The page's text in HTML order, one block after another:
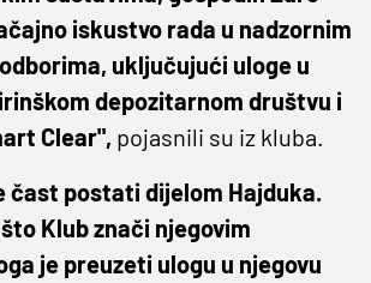
iskustvo rada u nadzornim
uključujući uloge u
depozitarnom društvu i
Clear", pojasnili su iz kluba.
čast postati dijelom Hajduka.
Klub znači njegovim
je preuzeti ulogu u njegovu